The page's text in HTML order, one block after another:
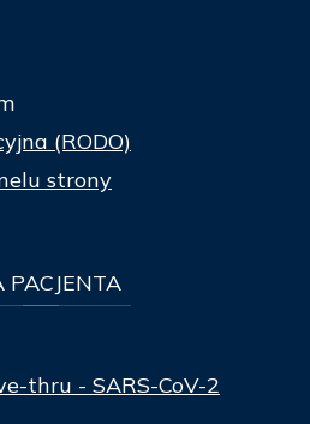
(RODO)
strony
PACJENTA
thru - SARS-CoV-2